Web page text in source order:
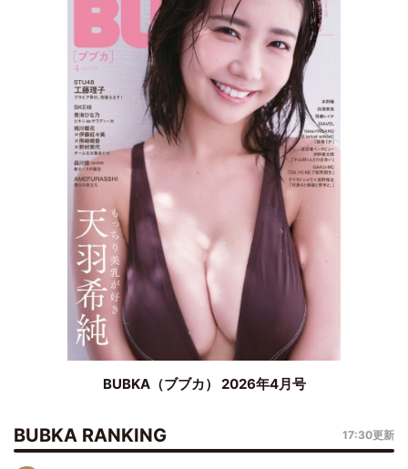
BUBKA（ブブカ） 2026年4月号
BUBKA RANKING 17:30更新